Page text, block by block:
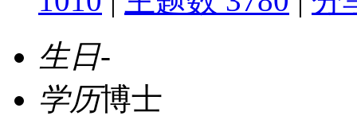
生日-
学历博士